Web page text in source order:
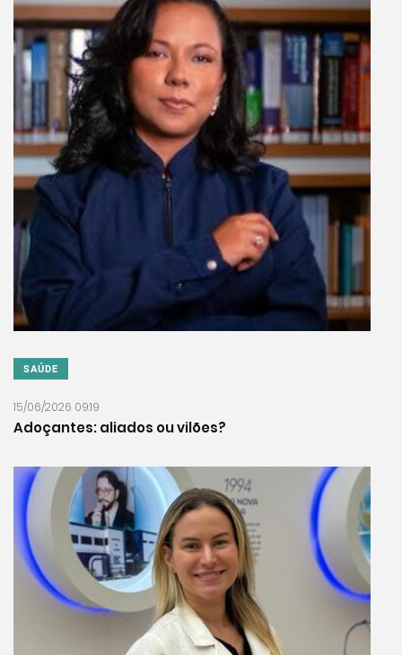
SAÚDE
15/06/2026 09:19
Adoçantes: aliados ou vilões?